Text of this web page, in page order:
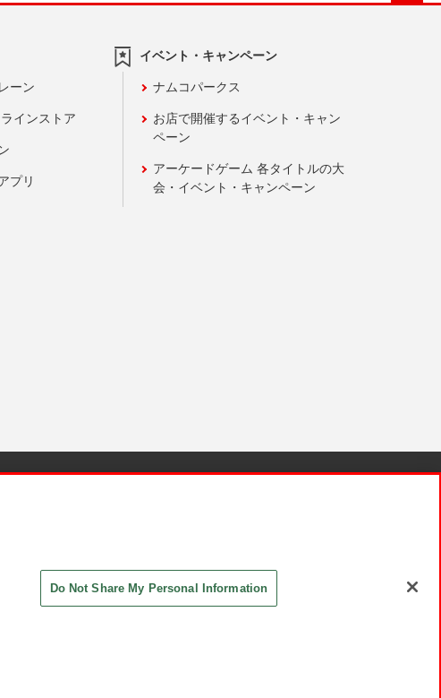
ーン
インストア
プリ
イベント・キャンペーン
ナムコパークス
お店で開催するイベント・キャン
ペーン
アーケードゲーム 各タイトルの大
会・イベント・キャンペーン
Do Not Share My Personal Information